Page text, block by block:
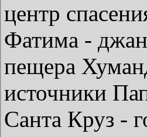
центр
Фатима -
пещера
источники
Санта Круз -